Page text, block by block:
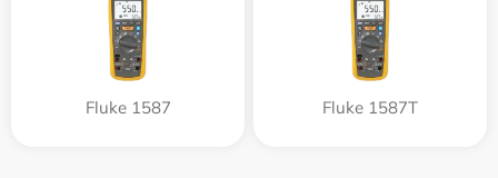
Fluke 1587 Fluke 1587T